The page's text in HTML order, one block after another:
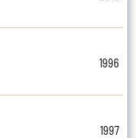
1996
1997